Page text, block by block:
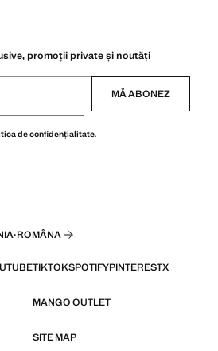
promoții private și noutăți
MĂ ABONEZ
de confidențialitate.
·ROMÂNA
TIKTOKSPOTIFYPINTERESTX
MANGO OUTLET
SITE MAP